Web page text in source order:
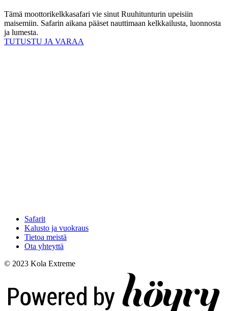
Tämä moottorikelkkasafari vie sinut Ruuhitunturin upeisiin
maisemiin. Safarin aikana pääset nauttimaan kelkkailusta, luonnosta
ja lumesta.
TUTUSTU JA VARAA
Safarit
Kalusto ja vuokraus
Tietoa meistä
Ota yhteyttä
© 2023 Kola Extreme